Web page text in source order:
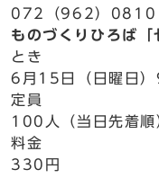
072（962）0810
ものづくりひろば「
とき
6月15日（日曜日
定員
100人（当日先着順
料金
330円